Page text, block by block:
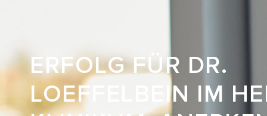
ERFOLG FÜR DR.
LOEFFELBEIN IM